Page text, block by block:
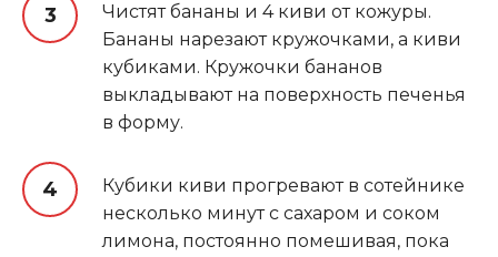
Чистят бананы и 4 киви от кожуры.
Бананы нарезают кружочками, а киви
кубиками. Кружочки бананов
выкладывают на поверхность печенья
в форму.
Кубики киви прогревают в сотейнике
несколько минут с сахаром и соком
лимона, постоянно помешивая, пока